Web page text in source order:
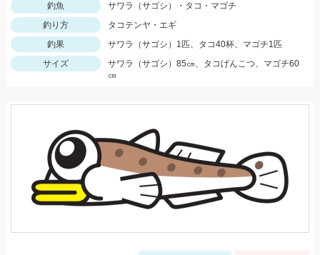
釣魚
サワラ（サゴシ）・タコ・マゴチ
釣り方
タコテンヤ・エギ
釣果
サワラ（サゴシ）1匹、タコ40杯、マゴチ1匹
サイズ
サワラ（サゴシ）85㎝、タコげんこつ、マゴチ60
㎝